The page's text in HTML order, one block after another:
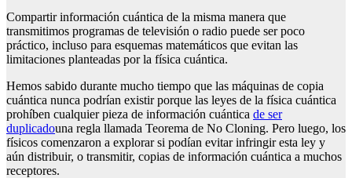
Compartir información cuántica de la misma manera que
transmitimos programas de televisión o radio puede ser poco
práctico, incluso para esquemas matemáticos que evitan las
limitaciones planteadas por la física cuántica.
Hemos sabido durante mucho tiempo que las máquinas de copia
cuántica nunca podrían existir porque las leyes de la física cuántica
prohíben cualquier pieza de información cuántica de ser
duplicadouna regla llamada Teorema de No Cloning. Pero luego, los
físicos comenzaron a explorar si podían evitar infringir esta ley y
aún distribuir, o transmitir, copias de información cuántica a muchos
receptores.